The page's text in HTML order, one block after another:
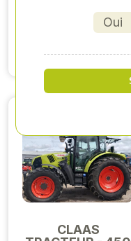
46 000,00 €HT
Voir produit
CLAAS
Oui